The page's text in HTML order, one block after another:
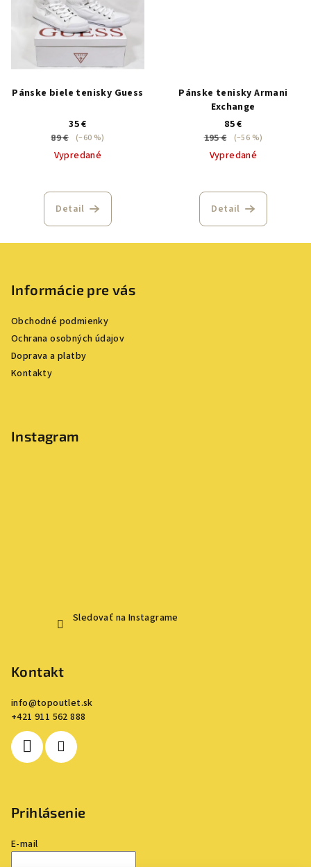
Pánske biele tenisky Guess
35 €
89 €
(–60 %)
Vypredané
Detail
Pánske tenisky Armani
Exchange
85 €
195 €
(–56 %)
Vypredané
Detail
Informácie pre vás
Obchodné podmienky
Ochrana osobných údajov
Doprava a platby
Kontakty
Instagram
Sledovať na Instagrame
Kontakt
info@topoutlet.sk
+421 911 562 888
Prihlásenie
E-mail